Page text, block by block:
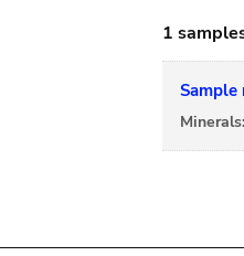
1
Sample
Minerals: